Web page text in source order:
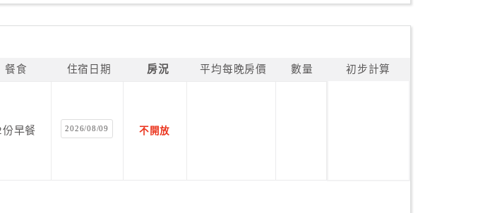
餐食 住宿日期 房況 平均每晚房價 數量 初步計算
份早餐 2026/08/09 不開放